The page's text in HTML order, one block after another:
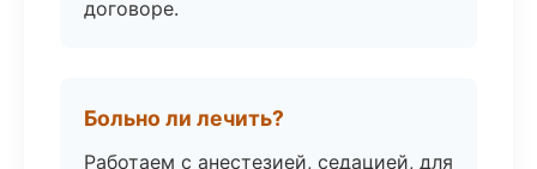
договоре.
Больно ли лечить?
Работаем с анестезией, седацией, для